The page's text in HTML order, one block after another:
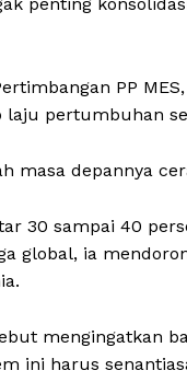
PP
pertumbuhan
masa depannya
30 sampai 40
global, ia
mengingatkan
ini harus